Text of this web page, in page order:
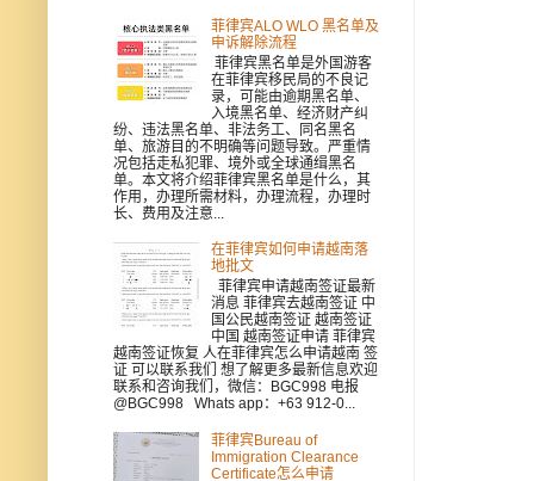
菲律宾ALO WLO 黑名单及
申诉解除流程
菲律宾黑名单是外国游客
在菲律宾移民局的不良记
录，可能由逾期黑名单、
入境黑名单、经济财产纠
纷、违法黑名单、非法务工、同名黑名
单、旅游目的不明确等问题导致。严重情
况包括走私犯罪、境外或全球通缉黑名
单。本文将介绍菲律宾黑名单是什么，其
作用，办理所需材料，办理流程，办理时
长、费用及注意...
在菲律宾如何申请越南落
地批文
菲律宾申请越南签证最新
消息 菲律宾去越南签证 中
国公民越南签证 越南签证
中国 越南签证申请 菲律宾
越南签证恢复 人在菲律宾怎么申请越南 签
证 可以联系我们 想了解更多最新信息欢迎
联系和咨询我们，微信：BGC998 电报
@BGC998 Whats app：+63 912-0...
菲律宾Bureau of
Immigration Clearance
Certificate怎么申请